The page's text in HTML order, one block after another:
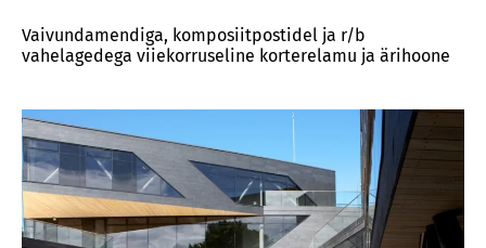
Vaivundamendiga, komposiitpostidel ja r/b
vahelagedega viiekorruseline korterelamu ja ärihoone